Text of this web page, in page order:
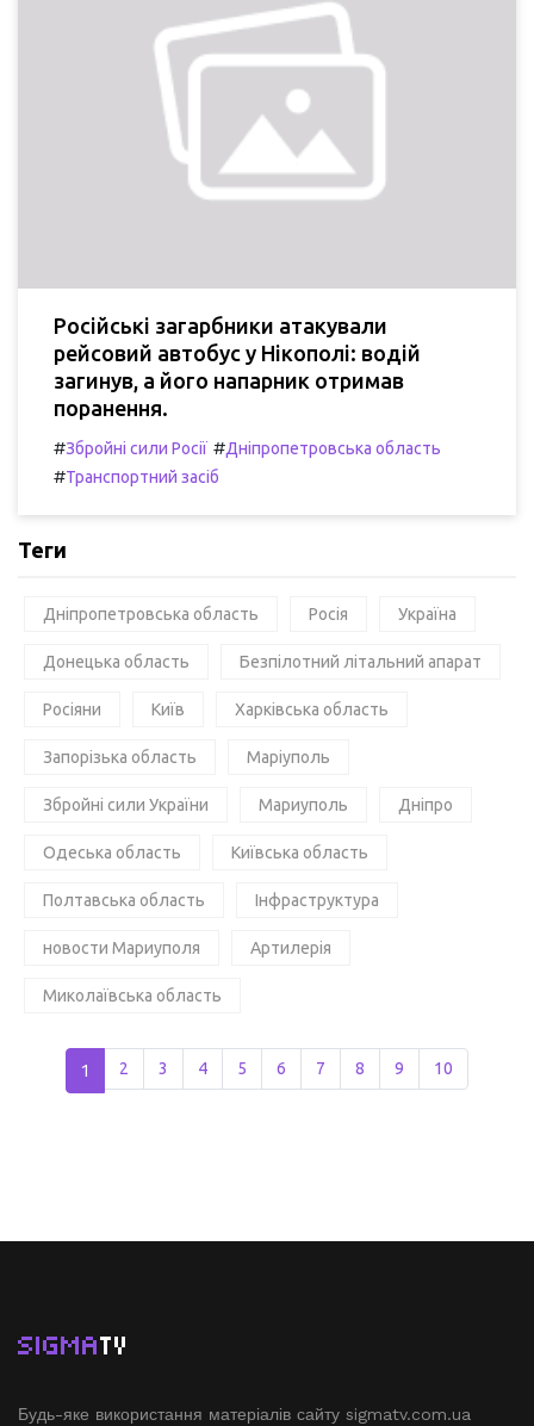
Російські загарбники атакували
рейсовий автобус у Нікополі: водій
загинув, а його напарник отримав
поранення.
#Збройні сили Росії #Дніпропетровська область
#Транспортний засіб
Теги
Дніпропетровська область Росія Україна
Донецька область Безпілотний літальний апарат
Росіяни Київ Харківська область
Запорізька область Маріуполь
Збройні сили України Мариуполь Дніпро
Одеська область Київська область
Полтавська область Інфраструктура
новости Мариуполя Артилерія
Миколаївська область
1 2 3 4 5 6 7 8 9 10
SIGMATV
Будь-яке використання матеріалів сайту sigmatv.com.ua